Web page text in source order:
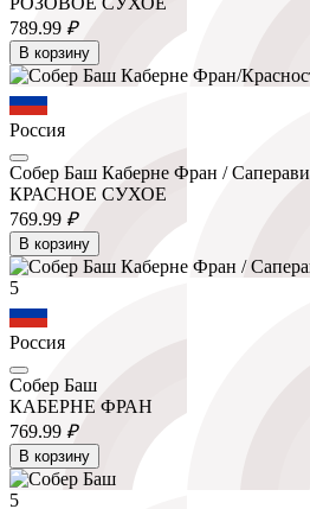
789.99 ₽
В корзину
Россия
Собер Баш Каберне Фран / Саперави
КРАСНОЕ СУХОЕ
769.99 ₽
В корзину
5
Россия
Собер Баш
КАБЕРНЕ ФРАН
769.99 ₽
В корзину
5